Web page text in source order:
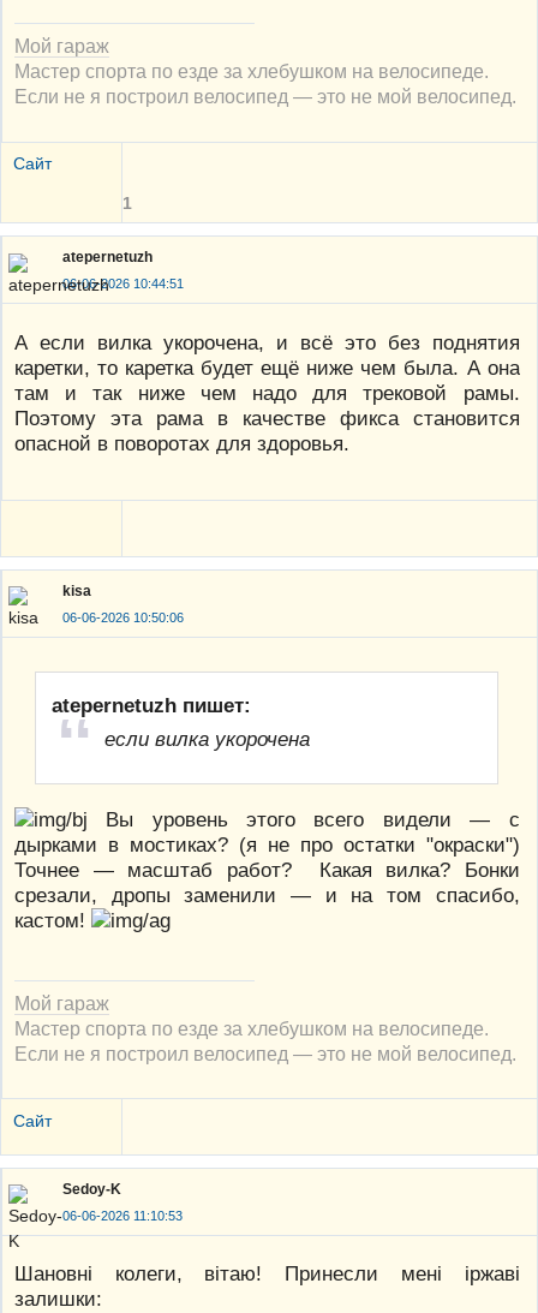
Мой гараж
Мастер спорта по езде за хлебушком на велосипеде.
Если не я построил велосипед — это не мой велосипед.
Сайт
1
atepernetuzh
06-06-2026 10:44:51
А если вилка укорочена, и всё это без поднятия
каретки, то каретка будет ещё ниже чем была. А она
там и так ниже чем надо для трековой рамы.
Поэтому эта рама в качестве фикса становится
опасной в поворотах для здоровья.
kisa
06-06-2026 10:50:06
atepernetuzh пишет:
если вилка укорочена
Вы уровень этого всего видели — с
дырками в мостиках? (я не про остатки "окраски")
Точнее — масштаб работ? Какая вилка? Бонки
срезали, дропы заменили — и на том спасибо,
кастом!
Мой гараж
Мастер спорта по езде за хлебушком на велосипеде.
Если не я построил велосипед — это не мой велосипед.
Сайт
Sedoy-K
06-06-2026 11:10:53
Шановні колеги, вітаю! Принесли мені іржаві
залишки: